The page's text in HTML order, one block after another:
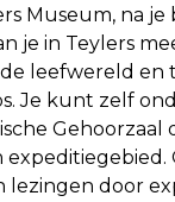
Museum, na je
je in Teylers
leefwereld en
Je kunt zelf
Gehoorzaal
expeditiegebied.
lezingen door